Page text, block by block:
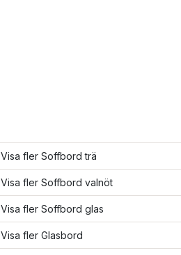
Visa fler Soffbord trä
Visa fler Soffbord valnöt
Visa fler Soffbord glas
Visa fler Glasbord